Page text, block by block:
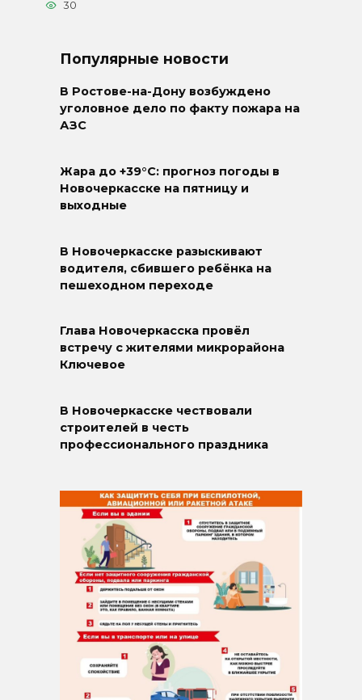
30
Популярные новости
В Ростове-на-Дону возбуждено
уголовное дело по факту пожара на
АЗС
Жара до +39°C: прогноз погоды в
Новочеркасске на пятницу и
выходные
В Новочеркасске разыскивают
водителя, сбившего ребёнка на
пешеходном переходе
Глава Новочеркасска провёл
встречу с жителями микрорайона
Ключевое
В Новочеркасске чествовали
строителей в честь
профессионального праздника